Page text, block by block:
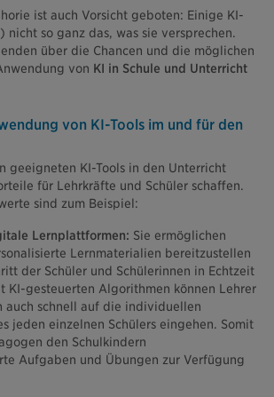
ist auch Vorsicht geboten: Einige KI-
nicht so ganz das, was sie versprechen.
über die Chancen und die möglichen
von KI in Schule und Unterricht
von KI-Tools im und für den
geeigneten KI-Tools in den Unterricht
für Lehrkräfte und Schüler schaffen.
sind zum Beispiel:
Lernplattformen: Sie ermöglichen
Lernmaterialien bereitzustellen
der Schüler und Schülerinnen in Echtzeit
KI-gesteuerten Algorithmen können Lehrer
auch schnell auf die individuellen
jeden einzelnen Schülers eingehen. Somit
den Schulkindern
Aufgaben und Übungen zur Verfügung